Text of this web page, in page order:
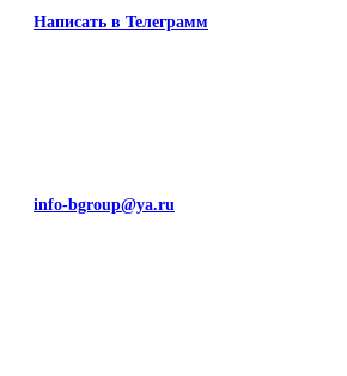
Написать в Телеграмм
info-bgroup@ya.ru